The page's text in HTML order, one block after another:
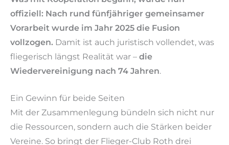
offiziell: Nach rund fünfjähriger gemeinsamer
Vorarbeit wurde im Jahr 2025 die Fusion
vollzogen. Damit ist auch juristisch vollendet, was
fliegerisch längst Realität war – die
Wiedervereinigung nach 74 Jahren.
Ein Gewinn für beide Seiten
Mit der Zusammenlegung bündeln sich nicht nur
die Ressourcen, sondern auch die Stärken beider
Vereine. So bringt der Flieger-Club Roth drei